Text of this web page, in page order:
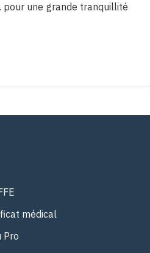
une grande tranquillité
médical
Pro